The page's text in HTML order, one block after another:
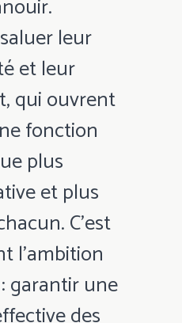
leur
et leur
qui ouvrent
fonction
plus
et plus
C’est
l’ambition
garantir une